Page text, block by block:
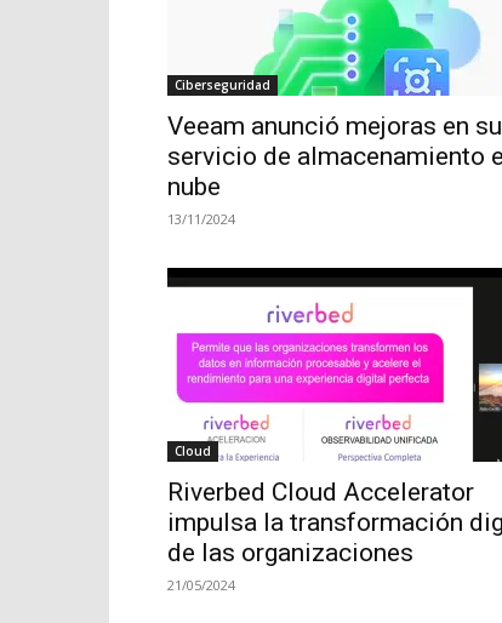
Ciberseguridad
Veeam anunció mejoras en su
servicio de almacenamiento
nube
13/11/2024
Cloud
Riverbed Cloud Accelerator
impulsa la transformación
de las organizaciones
21/05/2024